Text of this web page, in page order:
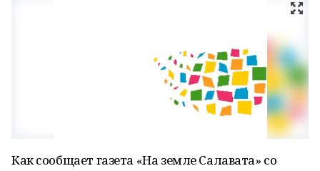
Как сообщает газета «На земле Салавата» со